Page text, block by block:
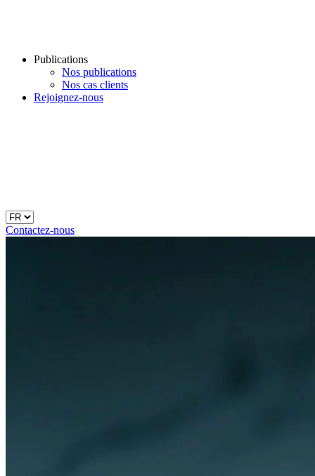
Publications
Nos publications
Nos cas clients
Rejoignez-nous
Contactez-nous